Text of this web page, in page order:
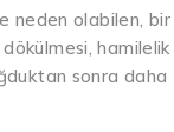
neden olabilen, bir
hamilelik
sonra daha